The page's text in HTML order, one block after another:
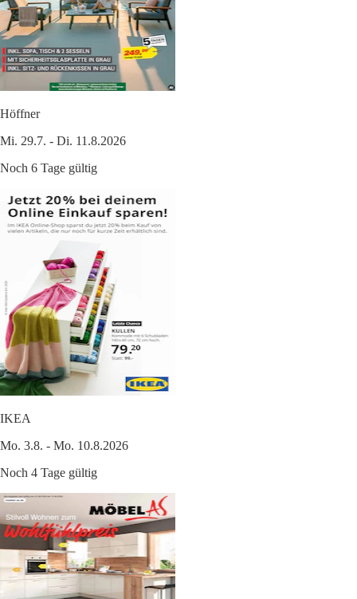
Höffner
Mi. 29.7. - Di. 11.8.2026
Noch 6 Tage gültig
IKEA
Mo. 3.8. - Mo. 10.8.2026
Noch 4 Tage gültig